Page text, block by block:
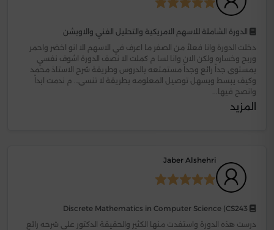
الدورة الشاملة للاسهم الامريكية والتحليل الفني والاوبشن
دخلت الدورة وانا فعلاً من الصفر ما اعرف في الاسهم الا انو اخضر واحمر
وربح وخساره ولكن الان وانا لسا م كملت الا نصف الدورة اشوف نفسي
بمستوى جداً رائع وجداً مستمتعه بالدروس وطريقة شرح الاستاذ محمد
وكيف يبسط ويسهل توصيل المعلومه بطريقة لا تنسى… م ندمت ابداً
وانصح فيها...
المزيد
Jaber Alshehri
درست هذه الدورة واستفدت منها الكثير والحقيقة الدكتور علي شرحه رائع